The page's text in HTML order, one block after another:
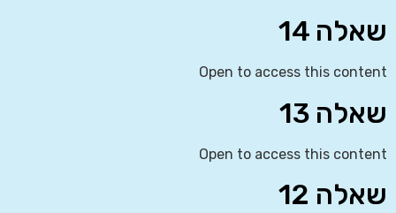
שאלה 14
Open to access this content
שאלה 13
Open to access this content
שאלה 12